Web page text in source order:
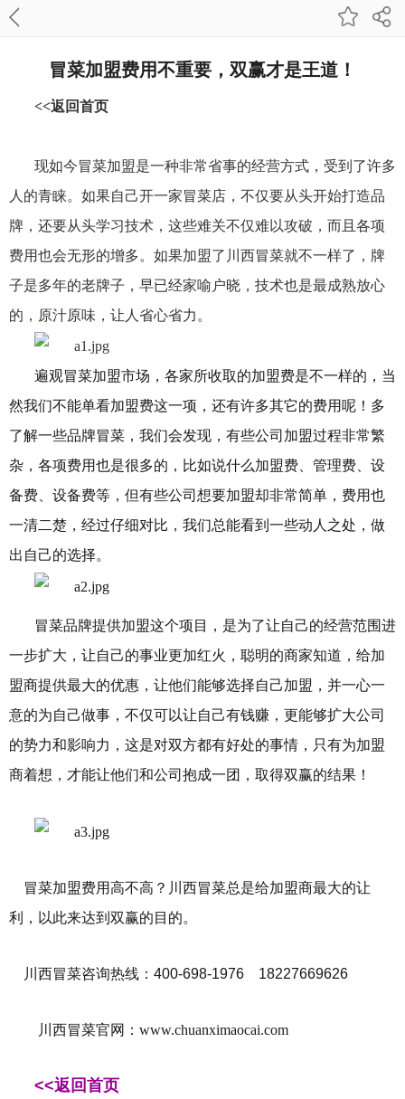
冒菜加盟费用不重要，双赢才是王道！
<<返回首页
现如今冒菜加盟是一种非常省事的经营方式，受到了许多
人的青睐。如果自己开一家冒菜店，不仅要从头开始打造品
牌，还要从头学习技术，这些难关不仅难以攻破，而且各项
费用也会无形的增多。如果加盟了川西冒菜就不一样了，牌
子是多年的老牌子，早已经家喻户晓，技术也是最成熟放心
的，原汁原味，让人省心省力。
遍观冒菜加盟市场，各家所收取的加盟费是不一样的，当
然我们不能单看加盟费这一项，还有许多其它的费用呢！多
了解一些品牌冒菜，我们会发现，有些公司加盟过程非常繁
杂，各项费用也是很多的，比如说什么加盟费、管理费、设
备费、设备费等，但有些公司想要加盟却非常简单，费用也
一清二楚，经过仔细对比，我们总能看到一些动人之处，做
出自己的选择。
冒菜品牌提供加盟这个项目，是为了让自己的经营范围进
一步扩大，让自己的事业更加红火，聪明的商家知道，给加
盟商提供最大的优惠，让他们能够选择自己加盟，并一心一
意的为自己做事，不仅可以让自己有钱赚，更能够扩大公司
的势力和影响力，这是对双方都有好处的事情，只有为加盟
商着想，才能让他们和公司抱成一团，取得双赢的结果！
冒菜加盟费用高不高？川西冒菜总是给加盟商最大的让
利，以此来达到双赢的目的。
川西冒菜咨询热线： 400-698-1976 18227669626
川西冒菜官网：www.chuanximaocai.com
<<返回首页